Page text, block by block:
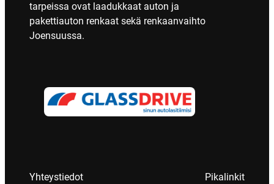
tarpeissa ovat laadukkaat auton ja
pakettiauton renkaat sekä renkaanvaihto
Joensuussa.
Yhteystiedot Pikalinkit